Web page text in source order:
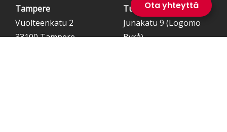
Ota yhteyttä
Tampere
Vuolteenkatu 2
33100 Tampere
Turku
Junakatu 9 (Logomo
Byrå)